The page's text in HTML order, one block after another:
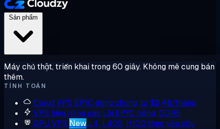
Máy chủ thật, triển khai trong 60 giây. Không mê cung bán
thêm.
TÍNH TOÁN
Cloud VPS EPYC dùng chung, từ $2,48/tháng
VPS hiệu năng cao Lõi EPYC riêng, DDR5
GPU VPS New L4, L40S, H100 theo yêu cầu